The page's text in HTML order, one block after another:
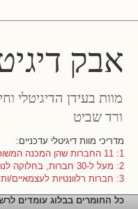
אבק
מוות בעידן הדיגיטלי
ורד שביט
מדריכי מוות דיגיטלי עדכניים:
1: 11 החברות שהן המכנה המשותף הרחב ביותר
2: מעל ל-30 חברות, בחלוקה לנושאים
3: חברות רלוונטיות לעצמאיים/ות ועסקים קטנים
כל החומרים בבלוג עומדים